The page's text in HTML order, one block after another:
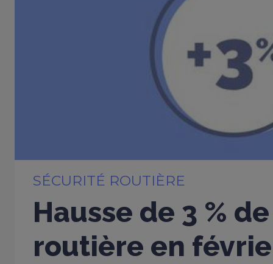
SÉCURITÉ ROUTIÈRE
Hausse de 3 %
routière en